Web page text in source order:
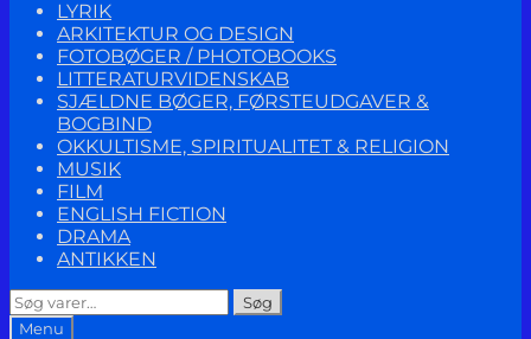
LYRIK
ARKITEKTUR OG DESIGN
FOTOBØGER / PHOTOBOOKS
LITTERATURVIDENSKAB
SJÆLDNE BØGER, FØRSTEUDGAVER &
BOGBIND
OKKULTISME, SPIRITUALITET & RELIGION
MUSIK
FILM
ENGLISH FICTION
DRAMA
ANTIKKEN
Søg
efter:
Søg
Menu